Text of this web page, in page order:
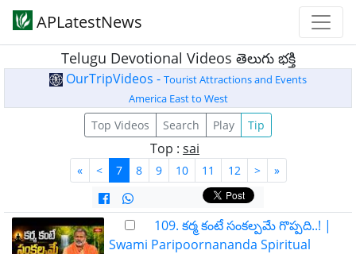
APLatestNews
Telugu Devotional Videos తెలుగు భక్తి
OurTripVideos - Tourist Attractions and Events
America East to West
Top Videos Search Play Tip
Top : sai
« < 7 8 9 10 11 12 > »
109. కర్మ కంటే సంకల్పమే గొప్పది..! |
Swami Paripoornananda Spiritual